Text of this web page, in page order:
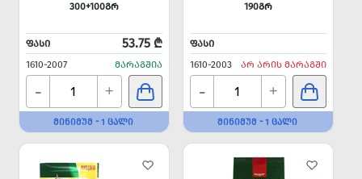
300+100ᲒᲠ
ᲤᲐᲡᲘ 53.75 ₾
1610-2007 ᲛᲐᲠᲐᲒᲨᲘᲐ
- +
ᲛᲘᲜᲘᲛᲣᲛ - 1 ᲪᲐᲚᲘ
190ᲒᲠ
ᲤᲐᲡᲘ
1610-2003
ᲐᲠ ᲐᲠᲘᲡ ᲛᲐᲠᲐᲒᲨᲘ
- +
ᲛᲘᲜᲘᲛᲣᲛ - 1 ᲪᲐᲚᲘ